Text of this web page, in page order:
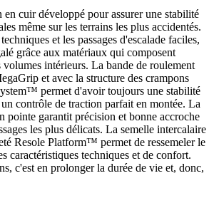
cuir développé pour assurer une stabilité
même sur les terrains les plus accidentés.
et les passages d'escalade faciles,
grâce aux matériaux qui composent
intérieurs. La bande de roulement
et avec la structure des crampons
permet d'avoir toujours une stabilité
contrôle de traction parfait en montée. La
pointe garantit précision et bonne accroche
les plus délicats. La semelle intercalaire
Resole Platform™ permet de ressemeler le
caractéristiques techniques et de confort.
c'est en prolonger la durée de vie et, donc,